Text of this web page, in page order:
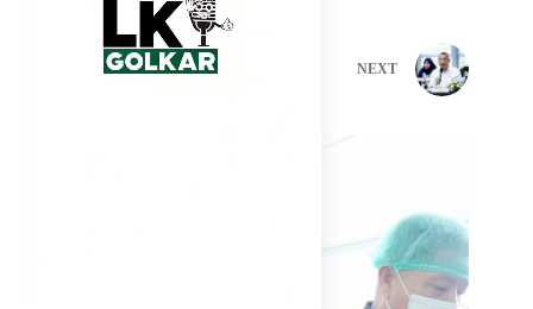
PREVIOUS NEXT